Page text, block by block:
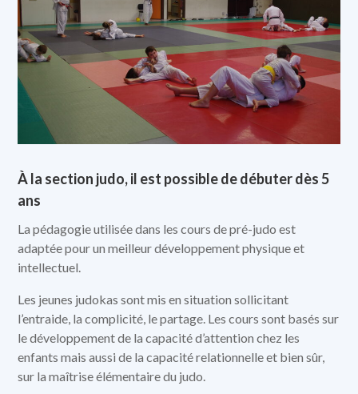
À la section judo, il est possible de débuter dès 5
ans
La pédagogie utilisée dans les cours de pré-judo est
adaptée pour un meilleur développement physique et
intellectuel.
Les jeunes judokas sont mis en situation sollicitant
l’entraide, la complicité, le partage. Les cours sont basés sur
le développement de la capacité d’attention chez les
enfants mais aussi de la capacité relationnelle et bien sûr,
sur la maîtrise élémentaire du judo.